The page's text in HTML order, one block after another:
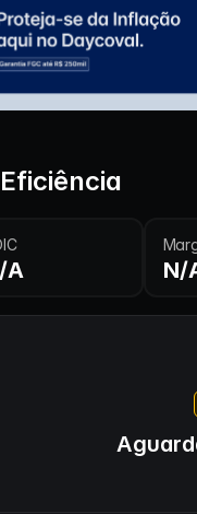
A N/